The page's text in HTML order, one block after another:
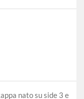
nato su side 3 e